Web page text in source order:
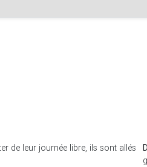
de leur journée libre, ils sont allés